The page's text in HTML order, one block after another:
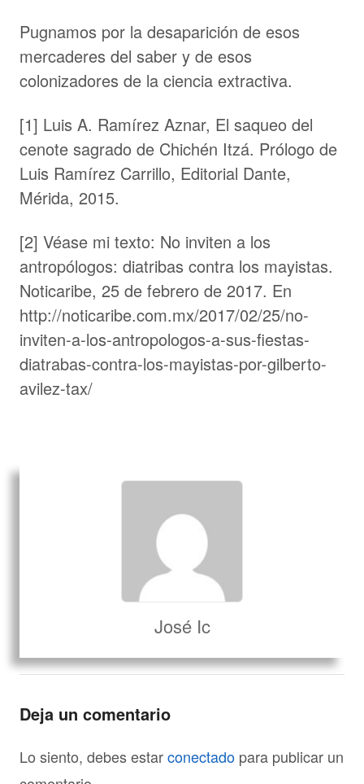
Pugnamos por la desaparición de esos
mercaderes del saber y de esos
colonizadores de la ciencia extractiva.
[1] Luis A. Ramírez Aznar, El saqueo del
cenote sagrado de Chichén Itzá. Prólogo de
Luis Ramírez Carrillo, Editorial Dante,
Mérida, 2015.
[2] Véase mi texto: No inviten a los
antropólogos: diatribas contra los mayistas.
Noticaribe, 25 de febrero de 2017. En
http://noticaribe.com.mx/2017/02/25/no-
inviten-a-los-antropologos-a-sus-fiestas-
diatrabas-contra-los-mayistas-por-gilberto-
avilez-tax/
José Ic
Deja un comentario
Lo siento, debes estarconectado para publicar un